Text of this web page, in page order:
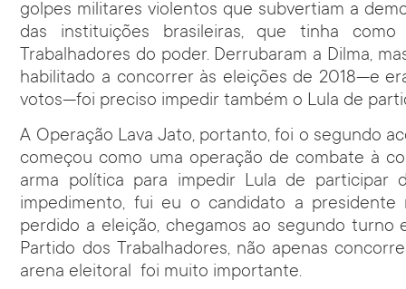
golpes militares violentos que subvertiam a
das instituições brasileiras, que tinha
Trabalhadores do poder. Derrubaram a Dilma,
habilitado a concorrer às eleições de 2018—e
votos—foi preciso impedir também o Lula de
A Operação Lava Jato, portanto, foi o segundo
começou como uma operação de combate à
arma política para impedir Lula de participar
impedimento, fui eu o candidato a presidente
perdido a eleição, chegamos ao segundo turno
Partido dos Trabalhadores, não apenas
arena eleitoral foi muito importante.